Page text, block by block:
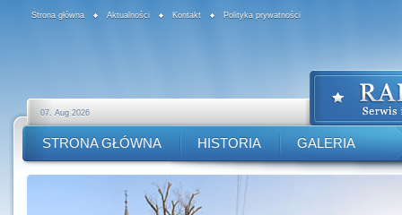
Strona główna Aktualności Kontakt Polityka prywatności
07. Aug 2026
STRONA GŁÓWNA HISTORIA GALERIA